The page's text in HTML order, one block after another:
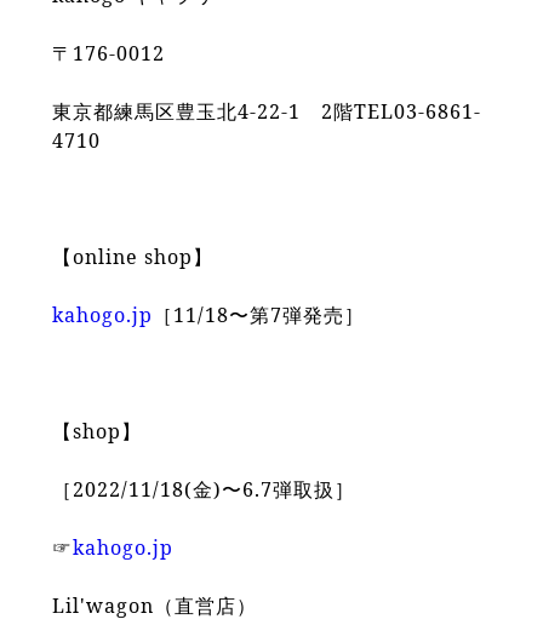
〒176-0012
東京都練馬区豊玉北4-22-1 2階TEL03-6861-
4710
【online shop】
kahogo.jp ［11/18〜第7弾発売］
【shop】
［2022/11/18(金)〜6.7弾取扱］
☞kahogo.jp
Lil'wagon（直営店）